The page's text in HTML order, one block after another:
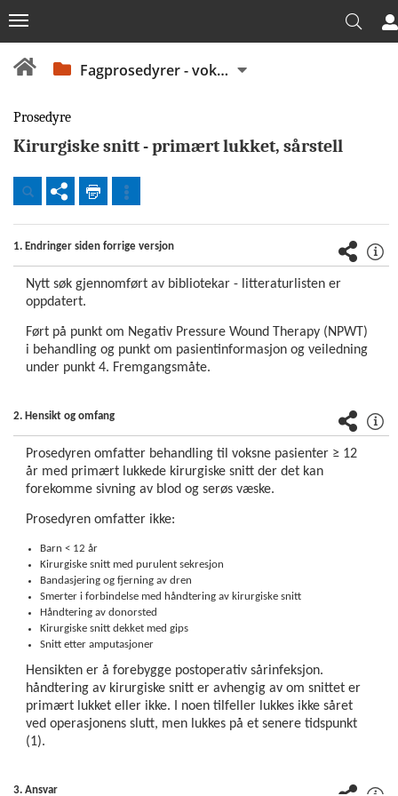
Beredskap
OUS
Virksomhetsstyring
Pasientjournal
- EPJ
Fagprosedyrer
- barn og
ungdom
Fagprosedyrer
- voksne
Legemidler
Pasientinformasjon
Helsekompetanse
Fagprosedyrer - voksne
Prosedyre
Kirurgiske snitt - primært lukket, sårstell
1. Endringer siden forrige versjon
Nytt søk gjennomført av bibliotekar - litteraturlisten er
oppdatert.
Ført på punkt om Negativ Pressure Wound Therapy (NPWT)
i behandling og punkt om pasientinformasjon og veiledning
under punkt 4. Fremgangsmåte.
2. Hensikt og omfang
Prosedyren omfatter behandling til voksne pasienter ≥ 12
år med primært lukkede kirurgiske snitt der det kan
forekomme sivning av blod og serøs væske.
Prosedyren omfatter ikke:
Barn < 12 år
Kirurgiske snitt med purulent sekresjon
Bandasjering og fjerning av dren
Smerter i forbindelse med håndtering av kirurgiske snitt
Håndtering av donorsted
Kirurgiske snitt dekket med gips
Snitt etter amputasjoner
Hensikten er å forebygge postoperativ sårinfeksjon.
håndtering av kirurgiske snitt er avhengig av om snittet er
primært lukket eller ikke. I noen tilfeller lukkes ikke såret
ved operasjonens slutt, men lukkes på et senere tidspunkt
(1).
3. Ansvar